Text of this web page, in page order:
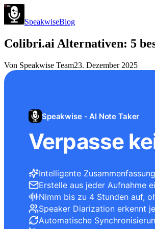
SpeakwiseBlog
Colibri.ai Alternativen: 5
Von Speakwise Team23. Dezember 2025
Speakwise - AI Note Taker
Verpasse
Intelligente
Erstelle aus jeder Aufnahme
Nimm bis zu 4 Stunden auf,
Speaker Diarization erkennt
Automatische